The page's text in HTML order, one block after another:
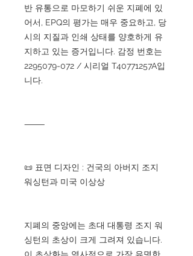
반 유통으로 마모하기 쉬운 지폐에 있
어서, EPQ의 평가는 매우 중요하고, 당
시의 지질과 인쇄 상태를 양호하게 유
지하고 있는 증거입니다. 감정 번호는
2295079-072 / 시리얼 T40771257A입
니다.
⸻
📜 표면 디자인 : 건국의 아버지 조지
워싱턴과 미국 이상상
지폐의 중앙에는 초대 대통령 조지 워
싱턴의 초상이 크게 그려져 있습니다.
이 초상화는 역사적으로 가장 유명한